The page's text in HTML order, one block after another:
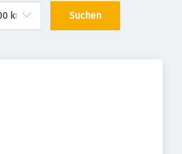
Suchen